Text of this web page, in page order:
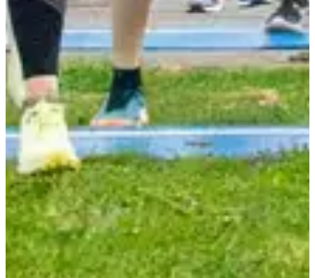
Bâtons autorisés
Toilettes
Infos pratiques
Départs / Arrivées :
📍 Stade de football de Virieu – Rue du Stade, 38730 Val-de-Virieu
Retrait des dossards
📍 Sur place, au stade, dimanche 18 octobre à partir de 8h00
Clôture du retrait : 15 minutes avant chaque départ
🥤 Ravitaillements